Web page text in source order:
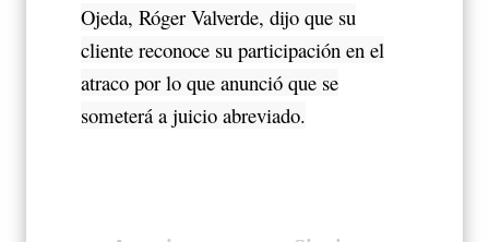
Ojeda, Róger Valverde, dijo que su
cliente reconoce su participación en el
atraco por lo que anunció que se
someterá a juicio abreviado.